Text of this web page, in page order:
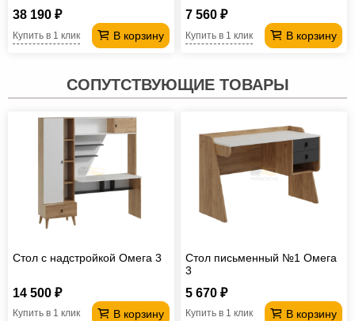
38 190 ₽
В корзину
Купить в 1 клик
7 560 ₽
В корзину
Купить в 1 клик
СОПУТСТВУЮЩИЕ ТОВАРЫ
Стол с надстройкой Омега 3
14 500 ₽
В корзину
Купить в 1 клик
Стол письменный №1 Омега
3
5 670 ₽
В корзину
Купить в 1 клик